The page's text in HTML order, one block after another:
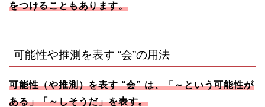
をつけることもあります。
可能性や推測を表す “会”の用法
可能性（や推測）を表す “会” は、「～という可能性が
ある」「～しそうだ」を表す。